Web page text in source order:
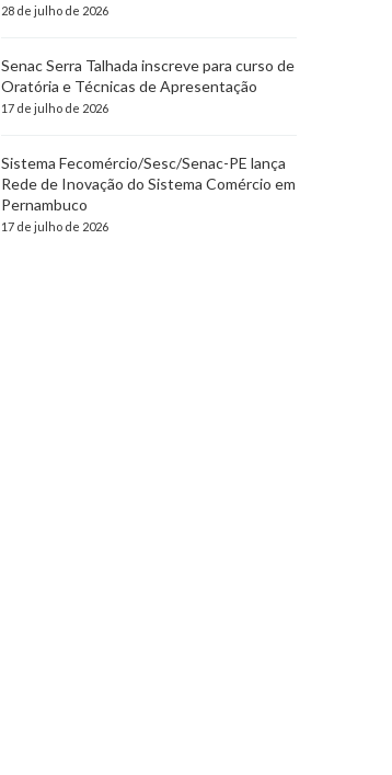
28 de julho de 2026
Senac Serra Talhada inscreve para curso de
Oratória e Técnicas de Apresentação
17 de julho de 2026
Sistema Fecomércio/Sesc/Senac-PE lança
Rede de Inovação do Sistema Comércio em
Pernambuco
17 de julho de 2026